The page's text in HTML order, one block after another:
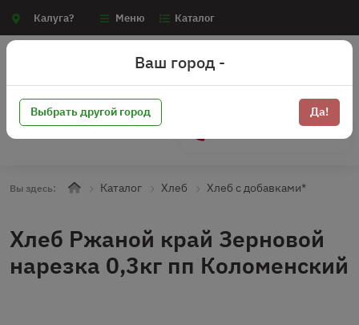
Калуга? Меню Каталог
Вы здесь: Каталог Хлеб Хлеб с добавками*
Хлеб Ржаной край Зерновой
нарезка 0,3кг пп Коломенский
Ваш город -
Выбрать другой город Да!